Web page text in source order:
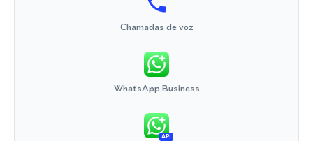
Chamadas de voz
WhatsApp Business
API